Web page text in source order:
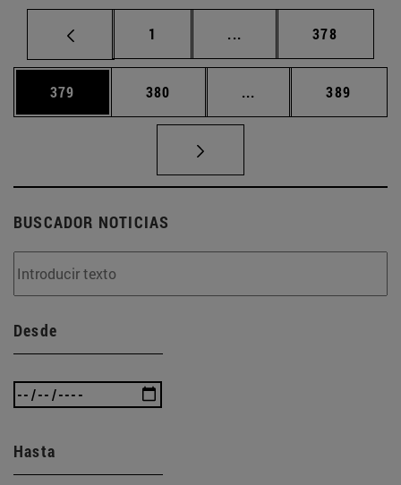
Página
1 ... Páginas intermedias
Página
378
Página
379 Página
380 ... Páginas intermedias
Página
389
BUSCADOR NOTICIAS
Desde
Hasta